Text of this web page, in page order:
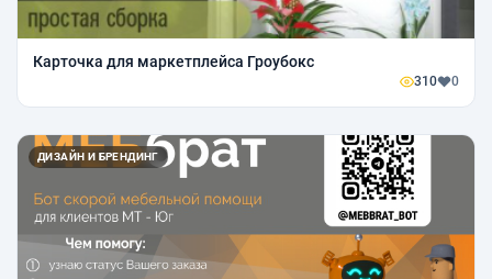
Карточка для маркетплейса Гроубокс
310 0
ДИЗАЙН И БРЕНДИНГ